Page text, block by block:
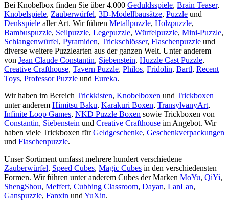
Bei Knobelbox finden Sie über 4.000 Geduldsspiele, Brain Teaser,
Knobelspiele, Zauberwürfel, 3D-Modellbausätze, Puzzle und
Denkspiele aller Art. Wir führen Metallpuzzle, Holzpuzzle,
Bambuspuzzle, Seilpuzzle, Legepuzzle, Würfelpuzzle, Mini-Puzzle,
Schlangenwürfel, Pyramiden, Trickschlösser, Flaschenpuzzle und
diverse weitere Puzzlearten aus der ganzen Welt. Unter anderem
von Jean Claude Constantin, Siebenstein, Huzzle Cast Puzzle,
Creative Crafthouse, Tavern Puzzle, Philos, Fridolin, Bartl, Recent
Toys, Professor Puzzle und Eureka.
Wir haben im Bereich Trickkisten, Knobelboxen und Trickboxen
unter anderem Himitsu Baku, Karakuri Boxen, TransylvanyArt,
Infinite Loop Games, NKD Puzzle Boxen sowie Trickboxen von
Constantin, Siebenstein und Creative Crafthouse im Angebot. Wir
haben viele Trickboxen fürGeldgeschenke, Geschenkverpackungen
und Flaschenpuzzle.
Unser Sortiment umfasst mehrere hundert verschiedene
Zauberwürfel, Speed Cubes, Magic Cubes in den verschiedensten
Formen. Wir führen unter anderem Cubes der Marken MoYu, QiYi,
ShengShou, Meffert, Cubbing Classroom, Dayan, LanLan,
Ganspuzzle, Fanxin und YuXin.